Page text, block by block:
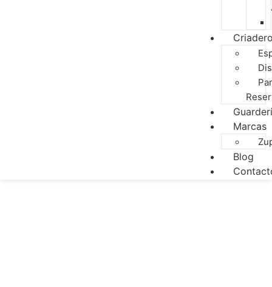
Marcas
Blog